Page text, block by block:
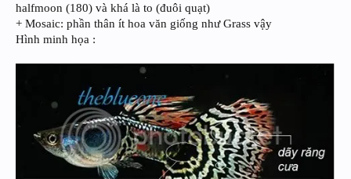
halfmoon (180) và khá là to (đuôi quạt)
+ Mosaic: phần thân ít hoa văn giống như Grass vậy
Hình minh họa :